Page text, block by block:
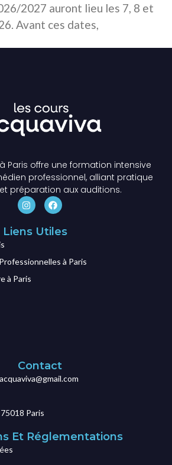
2027 auront lieu les 7, 8 et
Avant ces dates,
Paris offre une formation intensive
professionnel, alliant pratique
préparation aux auditions.
Liens Utiles
à Paris
à Paris
Contact
Paris
Et Réglementations